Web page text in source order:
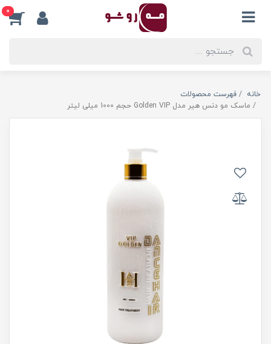
0
خانه
فهرست محصولات
ماسک مو دنس هیر مدل Golden VIP حجم 1000 میلی لیتر